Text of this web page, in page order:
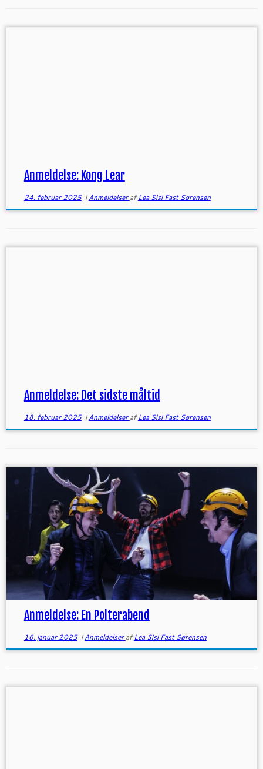
Anmeldelse: Kong Lear
24. februar 2025iAnmeldelserafLea Sisi Fast Sørensen
Anmeldelse: Det sidste måltid
18. februar 2025iAnmeldelserafLea Sisi Fast Sørensen
Anmeldelse: En Polterabend
16. januar 2025iAnmeldelserafLea Sisi Fast Sørensen